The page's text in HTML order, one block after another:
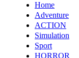
Home
Adventure
ACTION
Simulation
Sport
HORROR